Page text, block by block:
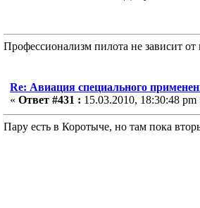
Профессионализм пилота не зависит
Re: Авиация специального
« Ответ #431 : 15.03.2010, 18:30:48 pm
Пару есть в Коротыче, но там пока